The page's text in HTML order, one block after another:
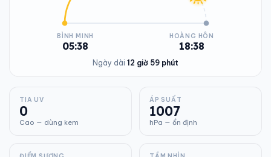
BÌNH MINH
05:38
HOÀNG HÔN
18:38
Ngày dài 12 giờ 59 phút
TIA UV
0
Cao — dùng kem
ÁP SUẤT
1007
hPa — ổn định